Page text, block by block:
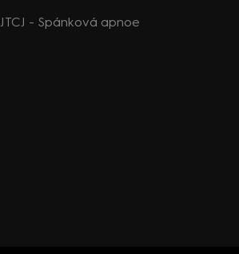
JTCJ - Spánková apnoe